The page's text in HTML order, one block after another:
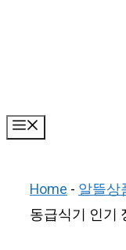
Home-알뜰상
동급식기 인기